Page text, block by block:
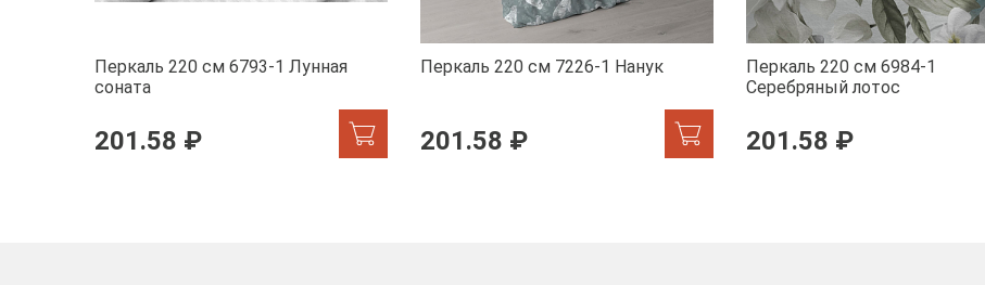
Перкаль 220 см 6793-1 Лунная
соната
201.58 ₽
Перкаль 220 см 7226-1 Нанук
201.58 ₽
Перкаль 220 см 6984-1
Серебряный лотос
201.58 ₽